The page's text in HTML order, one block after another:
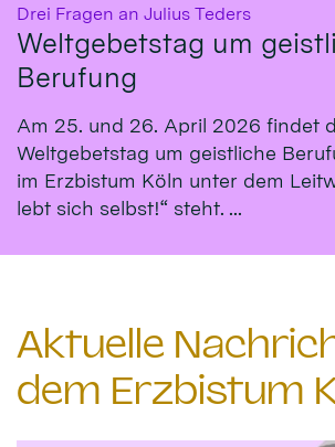
Drei Fragen an Julius Teders:
Weltgebetstag um
Berufung
Am 25. und 26. April 2026 findet
Weltgebetstag um geistliche
im Erzbistum Köln unter dem
lebt sich selbst!“ steht. ...
Aktuelle
dem Erzbistum